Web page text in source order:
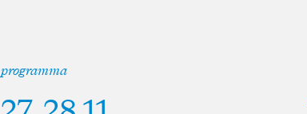
programma